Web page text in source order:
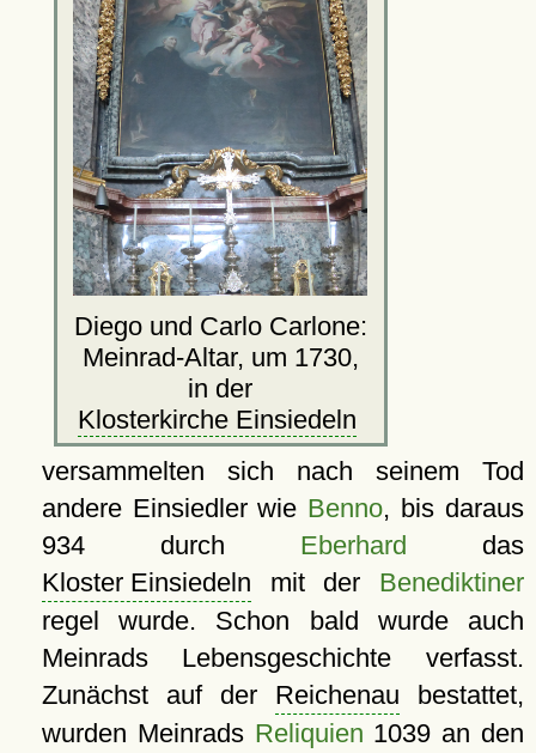
Diego und Carlo Carlone:
Meinrad-Altar, um 1730,
in der
Klosterkirche Einsiedeln
versammelten sich nach seinem Tod
andere Einsiedler wie Benno, bis daraus
934 durch Eberhard das
Kloster Einsiedeln mit der Benediktiner
regel wurde. Schon bald wurde auch
Meinrads Lebensgeschichte verfasst.
Zunächst auf der Reichenau bestattet,
wurden Meinrads Reliquien 1039 an den